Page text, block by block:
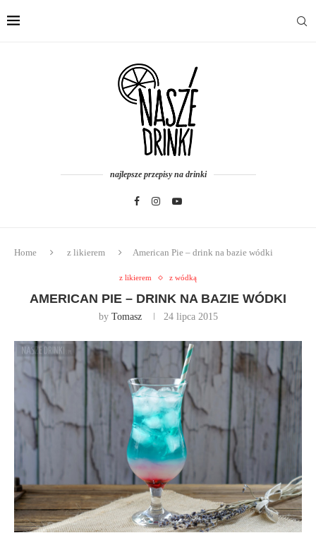
najlepsze przepisy na drinki
Home z likierem American Pie – drink na bazie wódki
z likierem z wódką
AMERICAN PIE – DRINK NA BAZIE WÓDKI
by Tomasz 24 lipca 2015